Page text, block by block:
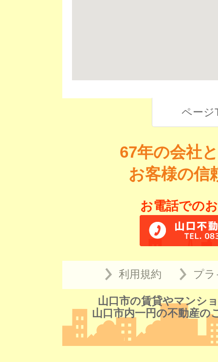
ページ
67年の会社
お客様の信
お電話での
利用規約 プ
山口市の賃貸やマンシ
山口市内一円の不動産の